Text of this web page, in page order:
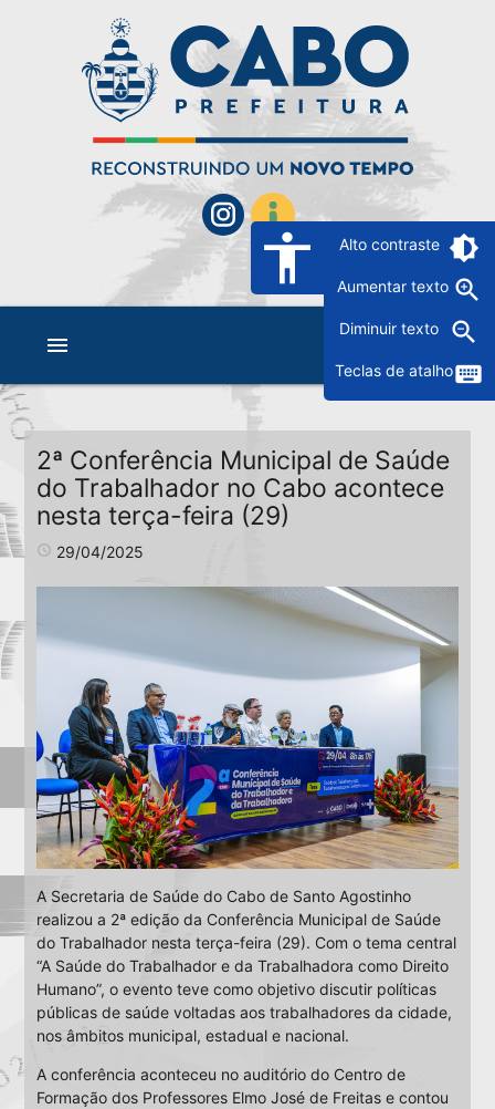
accessibility Alto contraste brightness_6
Aumentar texto zoom_in
Diminuir texto zoom_out
Teclas de atalhokeyboard
menu
2ª Conferência Municipal de Saúde
do Trabalhador no Cabo acontece
nesta terça-feira (29)
access_time 29/04/2025
A Secretaria de Saúde do Cabo de Santo Agostinho
realizou a 2ª edição da Conferência Municipal de Saúde
do Trabalhador nesta terça-feira (29). Com o tema central
“A Saúde do Trabalhador e da Trabalhadora como Direito
Humano”, o evento teve como objetivo discutir políticas
públicas de saúde voltadas aos trabalhadores da cidade,
nos âmbitos municipal, estadual e nacional.
A conferência aconteceu no auditório do Centro de
Formação dos Professores Elmo José de Freitas e contou